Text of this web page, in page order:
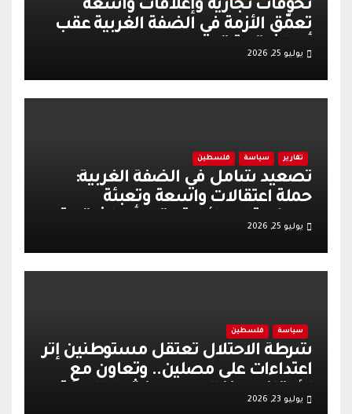
تخوفات تجارية وإغلاقات واسعة
تعمّق الأزمة في الضفة الغربية عقب
أحداث قرية تل
يوليو 25, 2026
تقارير سياسة فلسطين
تصعيد شامل في الضفة الغربية:
حملة اعتقالات واسعة وتعبئة
عسكرية إسرائيلية عقب أحداث قرية
يوليو 25, 2026
سياسة فلسطين
شرطة الاحتلال تعتقل مستوطنين إثر
اعتداءات على مصلين.. وتعاون مع
الأوقاف يعزز الهدوء وينشط الحركة
يوليو 23, 2026